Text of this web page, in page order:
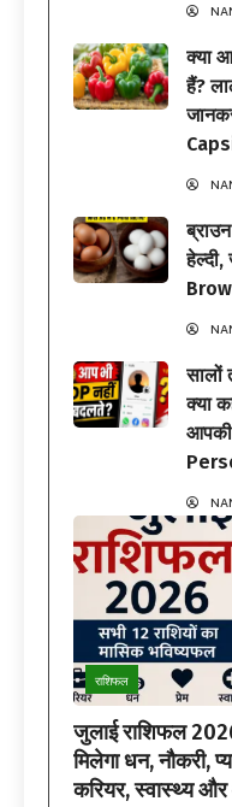
क्या
हैं?
सालों
क्या
आपकी
राशिफल
जुलाई राशिफल
मिलेगा धन, नौकरी,
करियर, स्वास्थ्य और